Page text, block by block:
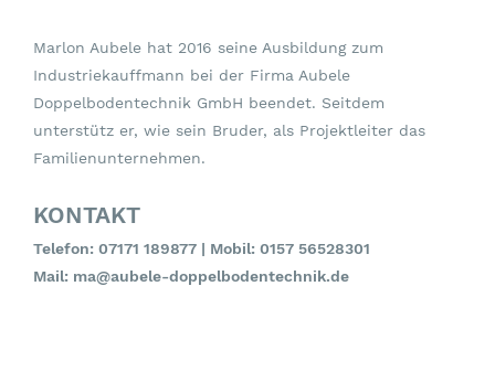
Marlon Aubele hat 2016 seine Ausbildung zum
Industriekauffmann bei der Firma Aubele
Doppelbodentechnik GmbH beendet. Seitdem
unterstütz er, wie sein Bruder, als Projektleiter das
Familienunternehmen.
KONTAKT
Telefon: 07171 189877| Mobil: 0157 56528301
Mail: ma@aubele-doppelbodentechnik.de